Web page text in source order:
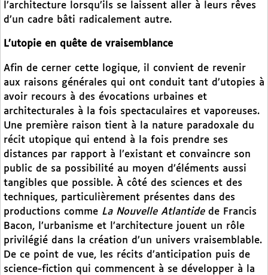
l’architecture lorsqu’ils se laissent aller à leurs rêves
d’un cadre bâti radicalement autre.
L’utopie en quête de vraisemblance
Afin de cerner cette logique, il convient de revenir
aux raisons générales qui ont conduit tant d’utopies à
avoir recours à des évocations urbaines et
architecturales à la fois spectaculaires et vaporeuses.
Une première raison tient à la nature paradoxale du
récit utopique qui entend à la fois prendre ses
distances par rapport à l’existant et convaincre son
public de sa possibilité au moyen d’éléments aussi
tangibles que possible. À côté des sciences et des
techniques, particulièrement présentes dans des
productions comme La Nouvelle Atlantidede Francis
Bacon, l’urbanisme et l’architecture jouent un rôle
privilégié dans la création d’un univers vraisemblable.
De ce point de vue, les récits d’anticipation puis de
science-fiction qui commencent à se développer à la